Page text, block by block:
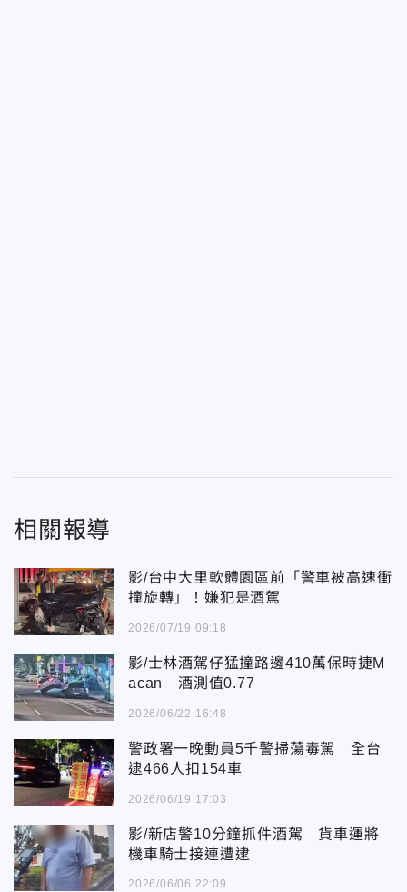
相關報導
影/台中大里軟體園區前「警車被高速衝
撞旋轉」！嫌犯是酒駕
2026/07/19 09:18
影/士林酒駕仔猛撞路邊410萬保時捷M
acan 酒測值0.77
2026/06/22 16:48
警政署一晚動員5千警掃蕩毒駕 全台
逮466人扣154車
2026/06/19 17:03
影/新店警10分鐘抓件酒駕 貨車運將
機車騎士接連遭逮
2026/06/06 22:09